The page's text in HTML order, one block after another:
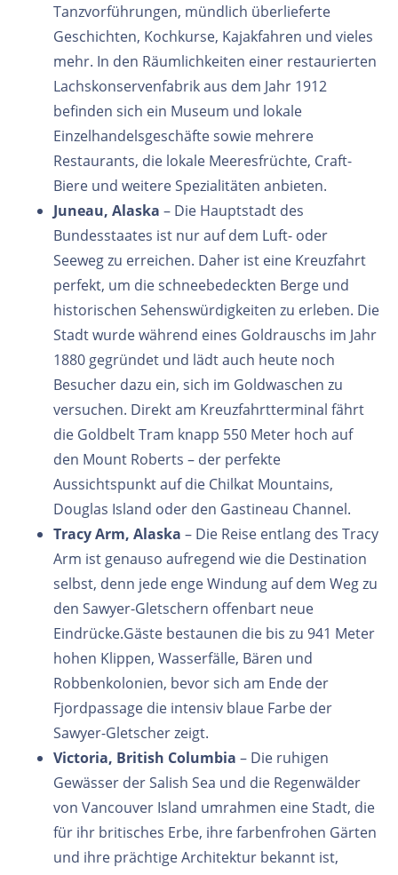
Tanzvorführungen, mündlich überlieferte
Geschichten, Kochkurse, Kajakfahren und vieles
mehr. In den Räumlichkeiten einer restaurierten
Lachskonservenfabrik aus dem Jahr 1912
befinden sich ein Museum und lokale
Einzelhandelsgeschäfte sowie mehrere
Restaurants, die lokale Meeresfrüchte, Craft-
Biere und weitere Spezialitäten anbieten.
Juneau, Alaska – Die Hauptstadt des
Bundesstaates ist nur auf dem Luft- oder
Seeweg zu erreichen. Daher ist eine Kreuzfahrt
perfekt, um die schneebedeckten Berge und
historischen Sehenswürdigkeiten zu erleben. Die
Stadt wurde während eines Goldrauschs im Jahr
1880 gegründet und lädt auch heute noch
Besucher dazu ein, sich im Goldwaschen zu
versuchen. Direkt am Kreuzfahrtterminal fährt
die Goldbelt Tram knapp 550 Meter hoch auf
den Mount Roberts – der perfekte
Aussichtspunkt auf die Chilkat Mountains,
Douglas Island oder den Gastineau Channel.
Tracy Arm, Alaska – Die Reise entlang des Tracy
Arm ist genauso aufregend wie die Destination
selbst, denn jede enge Windung auf dem Weg zu
den Sawyer-Gletschern offenbart neue
Eindrücke.Gäste bestaunen die bis zu 941 Meter
hohen Klippen, Wasserfälle, Bären und
Robbenkolonien, bevor sich am Ende der
Fjordpassage die intensiv blaue Farbe der
Sawyer-Gletscher zeigt.
Victoria, British Columbia – Die ruhigen
Gewässer der Salish Sea und die Regenwälder
von Vancouver Island umrahmen eine Stadt, die
für ihr britisches Erbe, ihre farbenfrohen Gärten
und ihre prächtige Architektur bekannt ist,